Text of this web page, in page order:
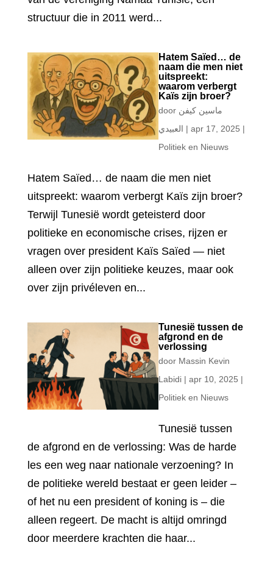
structuur die in 2011 werd...
Hatem Saïed… de
naam die men niet
uitspreekt:
waarom verbergt
Kaïs zijn broer?
door ماسين كيفن
العبيدي | apr 17, 2025 |
Politiek en Nieuws
Hatem Saïed… de naam die men niet
uitspreekt: waarom verbergt Kaïs zijn broer?
Terwijl Tunesië wordt geteisterd door
politieke en economische crises, rijzen er
vragen over president Kaïs Saïed — niet
alleen over zijn politieke keuzes, maar ook
over zijn privéleven en...
Tunesië tussen de
afgrond en de
verlossing
door Massin Kevin
Labidi| apr 10, 2025 |
Politiek en Nieuws
Tunesië tussen
de afgrond en de verlossing: Was de harde
les een weg naar nationale verzoening? In
de politieke wereld bestaat er geen leider –
of het nu een president of koning is – die
alleen regeert. De macht is altijd omringd
door meerdere krachten die haar...